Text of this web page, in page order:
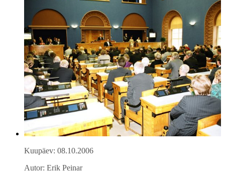
Kuupäev: 08.10.2006
Autor: Erik Peinar